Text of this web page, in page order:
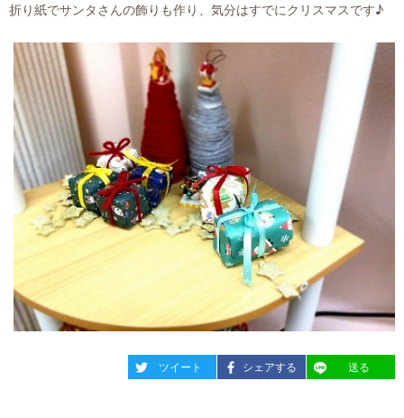
折り紙でサンタさんの飾りも作り、気分はすでにクリスマスです♪
entry1529
ツイート entry1529
シェアする entry1529
送る